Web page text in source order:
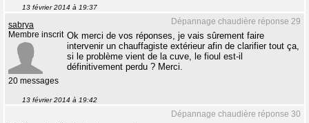
13 février 2014 à 19:37
Dépannage chaudière réponse 29
sabrya
Membre inscrit
20 messages
Ok merci de vos réponses, je vais sûrement faire
intervenir un chauffagiste extérieur afin de clarifier tout ça,
si le problème vient de la cuve, le fioul est-il
définitivement perdu ? Merci.
13 février 2014 à 19:42
Dépannage chaudière réponse 30